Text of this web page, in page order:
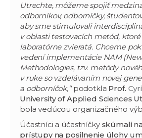
Utrechte, môžeme spojiť
odborníkov, odborníčky,
aby sme stimulovali
v oblasti testovacích metód,
laboratórne zvieratá. Chceme
vedení implementácie NAM
Methodologies, tzv. metódy
v ruke so vzdelávaním novej
a odborníčok,“podotkla Prof.
University of Applied Sciences
bola vedúcou organizačného
Účastníci a účastníčky skúmali
prístupy na posilnenie úlohy